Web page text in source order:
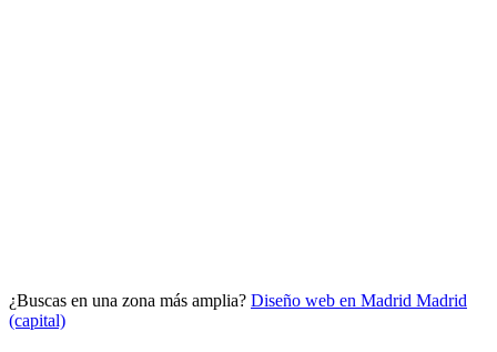
Quiero mi panel
¿Buscas en una zona más amplia? Diseño web en Madrid Madrid
(capital)